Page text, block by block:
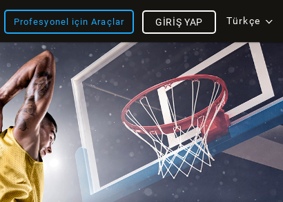
Profesyonel için Araçlar Türkçe
GIRIŞ YAP